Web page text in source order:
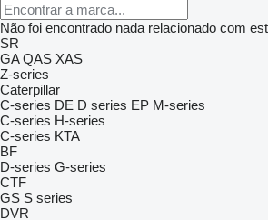
Não foi encontrado nada relacionado com
SR
GA QAS XAS
Z-series
Caterpillar
C-series DE D series EP M-series
C-series H-series
C-series KTA
BF
D-series G-series
CTF
GS S series
DVR